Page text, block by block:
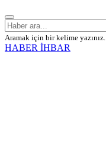
Aramak için bir kelime yazınız.
HABER İHBAR